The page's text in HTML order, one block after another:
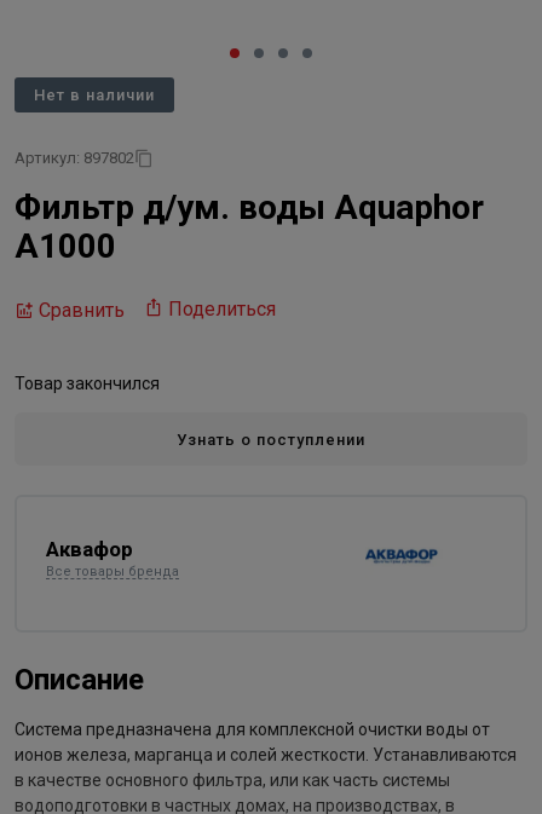
Нет в наличии
Артикул: 897802
Фильтр д/ум. воды Aquaphor
A1000
Сравнить Поделиться
Товар закончился
Узнать о поступлении
Аквафор
Все товары бренда
Описание
Система предназначена для комплексной очистки воды от
ионов железа, марганца и солей жесткости. Устанавливаются
в качестве основного фильтра, или как часть системы
водоподготовки в частных домах, на производствах, в